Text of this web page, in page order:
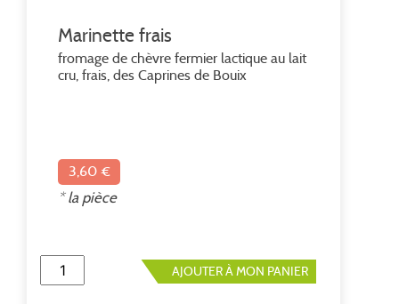
Marinette frais
fromage de chèvre fermier lactique au lait
cru, frais, des Caprines de Bouix
3,60 €
* la pièce
AJOUTER À MON PANIER